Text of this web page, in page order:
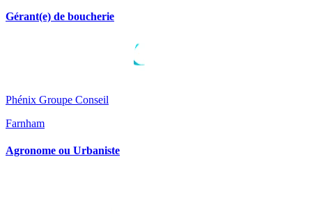
Gérant(e) de boucherie
Phénix Groupe Conseil
Farnham
Agronome ou Urbaniste